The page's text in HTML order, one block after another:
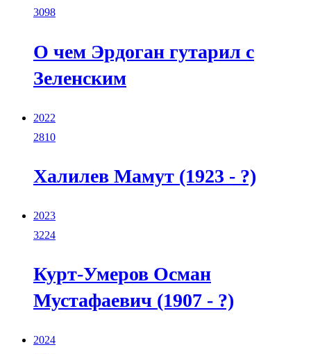
3098
О чем Эрдоган гутарил с
Зеленским
2022
2810
Халилев Мамут (1923 - ?)
2023
3224
Курт-Умеров Осман
Мустафаевич (1907 - ?)
2024